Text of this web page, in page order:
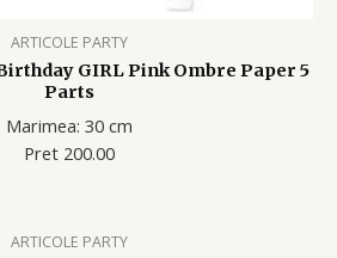
ARTICOLE PARTY
GIRL Pink Ombre Paper 5
Parts
Marimea: 30 cm
Pret 200.00
ARTICOLE PARTY